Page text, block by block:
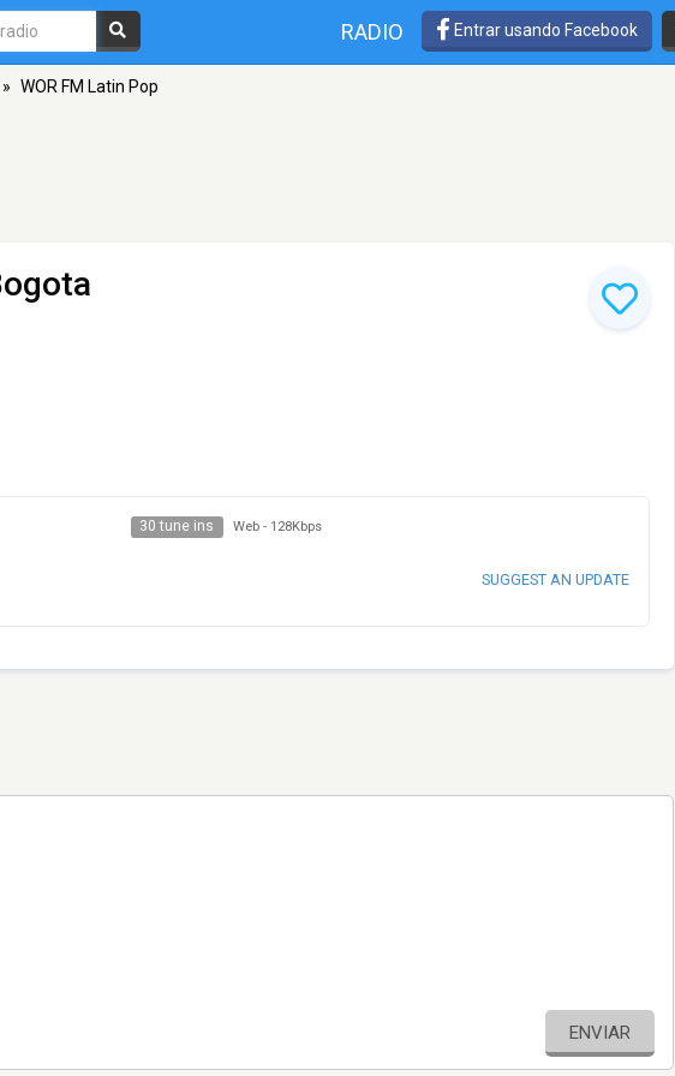
RADIO Entrar usando Facebook
» WOR FM Latin Pop
30 tune ins Web - 128Kbps
SUGGEST AN UPDATE
ENVIAR